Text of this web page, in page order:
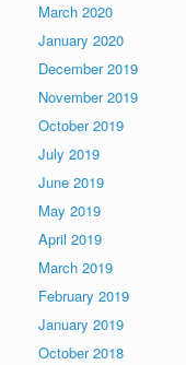
March 2020
January 2020
December 2019
November 2019
October 2019
July 2019
June 2019
May 2019
April 2019
March 2019
February 2019
January 2019
October 2018